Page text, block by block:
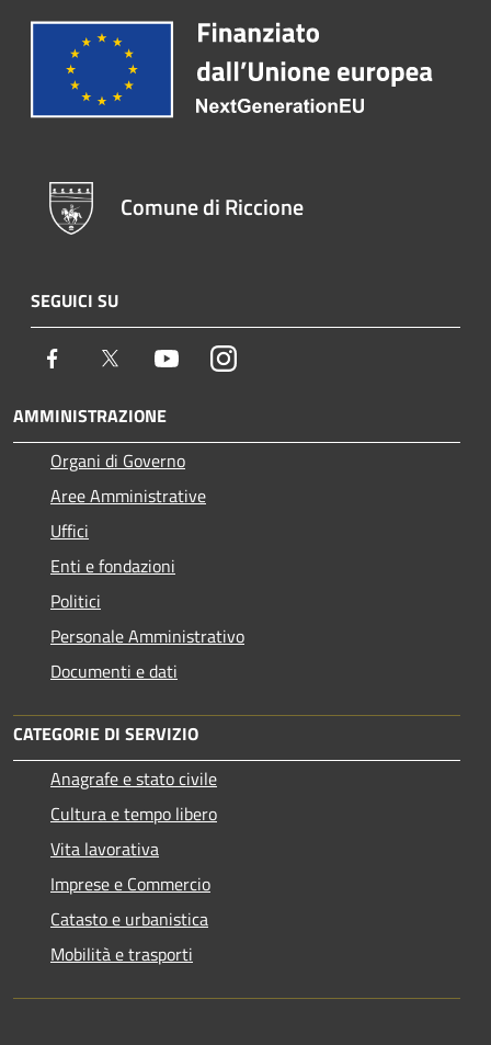
Comune di Riccione
SEGUICI SU
Facebook Twitter YoutubeInstagram
AMMINISTRAZIONE
Organi di Governo
Aree Amministrative
Uffici
Enti e fondazioni
Politici
Personale Amministrativo
Documenti e dati
CATEGORIE DI SERVIZIO
Anagrafe e stato civile
Cultura e tempo libero
Vita lavorativa
Imprese e Commercio
Catasto e urbanistica
Mobilità e trasporti